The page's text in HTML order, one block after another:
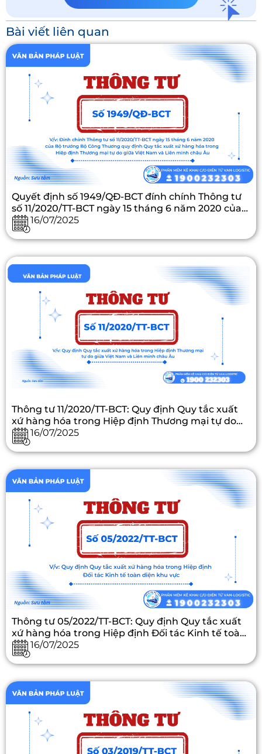
Bài viết liên quan
Quyết định số 1949/QĐ-BCT đính chính Thông tư
số 11/2020/TT-BCT ngày 15 tháng 6 năm 2020 của
Bộ trưởng Bộ Công Thương quy định Quy tắc xuất
xứ hàng hóa trong Hiệp định Thương mại tự do
giữa Việt Nam và Liên minh châu Âu
16/07/2025
Thông tư 11/2020/TT-BCT: Quy định Quy tắc xuất
xứ hàng hóa trong Hiệp định Thương mại tự do
giữa Việt Nam và Liên minh châu Âu
16/07/2025
Thông tư 05/2022/TT-BCT: Quy định Quy tắc xuất
xứ hàng hóa trong Hiệp định Đối tác Kinh tế toàn
diện khu vực
16/07/2025